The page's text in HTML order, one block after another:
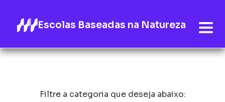
Escolas Baseadas na Natureza
Filtre a categoria que deseja abaixo: